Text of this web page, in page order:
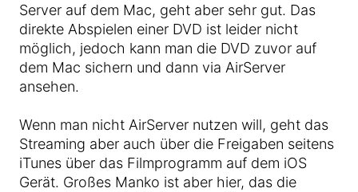
Server auf dem Mac, geht aber sehr gut. Das
direkte Abspielen einer DVD ist leider nicht
möglich, jedoch kann man die DVD zuvor auf
dem Mac sichern und dann via AirServer
ansehen.
Wenn man nicht AirServer nutzen will, geht das
Streaming aber auch über die Freigaben seitens
iTunes über das Filmprogramm auf dem iOS
Gerät. Großes Manko ist aber hier, das die